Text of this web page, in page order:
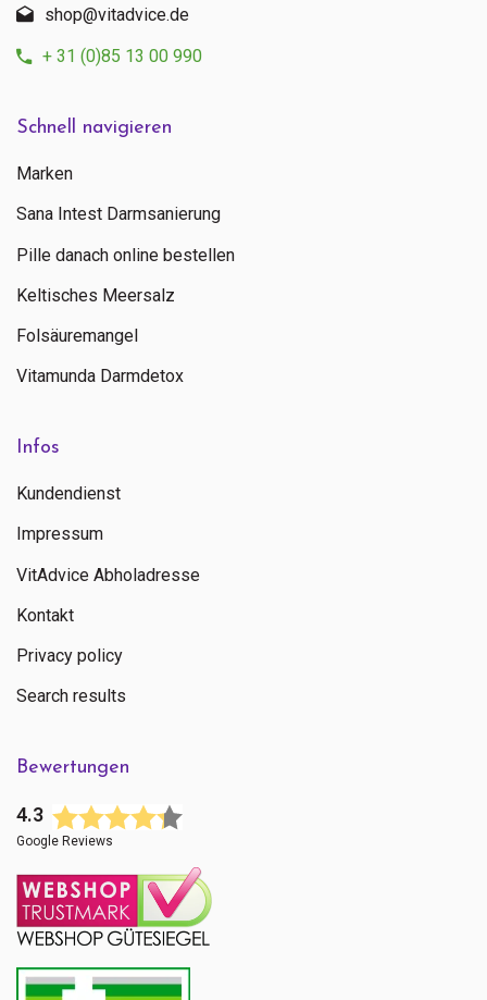
Schnell navigieren
Marken
Sana Intest Darmsanierung
Pille danach online bestellen
Keltisches Meersalz
Folsäuremangel
Vitamunda Darmdetox
Infos
Kundendienst
Impressum
VitAdvice Abholadresse
Kontakt
Privacy policy
Search results
Bewertungen
4.3
Google Reviews
shop@vitadvice.de
+ 31 (0)85 13 00 990